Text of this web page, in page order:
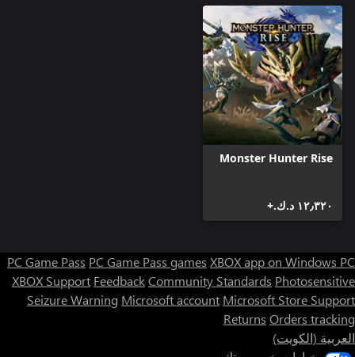
Monster Hunter Rise
١٢٫٣٢٠ د.ك.‏+
PC Game Pass PC Game Pass games XBOX app on Windows PC
XBOX Support FeedbackCommunity Standards Photosensitive
Seizure Warning Microsoft account Microsoft Store Support
Returns Orders tracking
العربية (الكويت)